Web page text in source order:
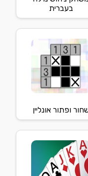
בעברית
ופתור אונליין